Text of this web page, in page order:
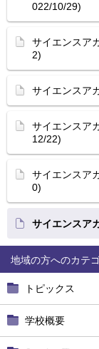
地域の方へ
トピックス
学校概要
022/10/29)
サイエンスア
2)
サイエンスア
サイエンスア
12/22)
サイエンスア
0)
サイエンスア